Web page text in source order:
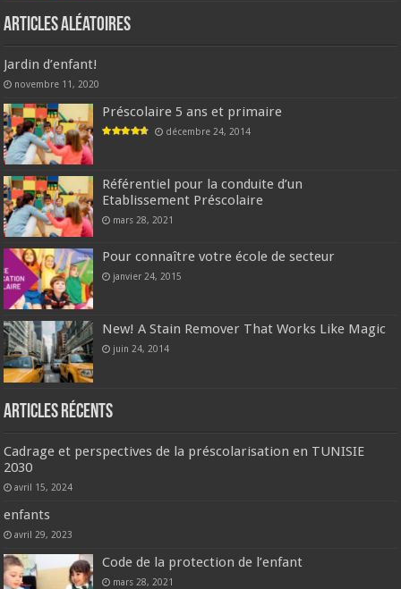
Articles aléatoires
Jardin d’enfant!
novembre 11, 2020
Préscolaire 5 ans et primaire
décembre 24, 2014
Référentiel pour la conduite d’un
Etablissement Préscolaire
mars 28, 2021
Pour connaître votre école de secteur
janvier 24, 2015
New! A Stain Remover That Works Like Magic
juin 24, 2014
Articles récents
Cadrage et perspectives de la préscolarisation en TUNISIE
2030
avril 15, 2024
enfants
avril 29, 2023
Code de la protection de l’enfant
mars 28, 2021